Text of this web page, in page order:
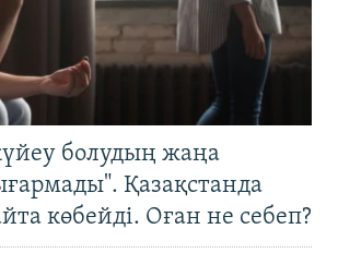
болудың жаңа
Қазақстанда
көбейді. Оған не себеп?